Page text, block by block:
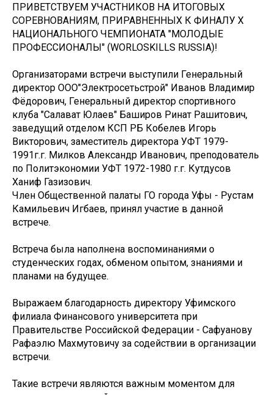
ПРИВЕТСТВУЕМ УЧАСТНИКОВ НА ИТОГОВЫХ
СОРЕВНОВАНИЯМ, ПРИРАВНЕННЫХ К ФИНАЛУ Х
НАЦИОНАЛЬНОГО ЧЕМПИОНАТА "МОЛОДЫЕ
ПРОФЕССИОНАЛЫ" (WORLOSKILLS RUSSIA)!
Организаторами встречи выступили Генеральный
директор ООО"Электросетьстрой" Иванов Владимир
Фёдорович, Генеральный директор спортивного
клуба "Салават Юлаев" Баширов Ринат Рашитович,
заведущий отделом КСП РБ Кобелев Игорь
Викторович, заместитель директора УФТ 1979-
1991г.г. Милков Александр Иванович, преподователь
по Политэкономии УФТ 1972-1980 г.г. Кутдусов
Ханиф Газизович.
Член Общественной палаты ГО города Уфы - Рустам
Камильевич Игбаев, принял участие в данной
встрече.
Встреча была наполнена воспоминаниями о
студенческих годах, обменом опытом, знаниями и
планами на будущее.
Выражаем благодарность директору Уфимского
филиала Финансового университета при
Правительстве Российской Федерации - Сафуанову
Рафаэлю Махмутовичу за содействии в организации
встречи.
Такие встречи являются важным моментом для